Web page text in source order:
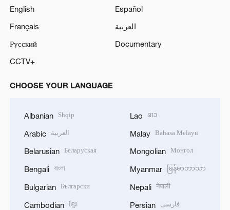
English
Español
Français
العربية
Русский
Documentary
CCTV+
CHOOSE YOUR LANGUAGE
Albanian Shqip
Arabic العربية
Belarusian Беларуская
Bengali বাংলা
Bulgarian Български
Cambodian ខ្មែរ
Lao ລາວ
Malay Bahasa Melayu
Mongolian Монгол
Myanmar မြန်မာဘာသာ
Nepali नेपाली
Persian فارسی